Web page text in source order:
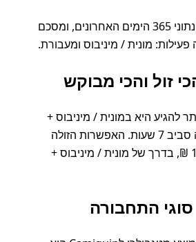
המידע מבוסס על נתוני 365 הימים האחרונים, ומסכם
מונית / מיניבוס ומעבורת.
זול והכי מבוקש
להגיע היא במונית / מיניבוס +
מעבורת, שנמשכה סביב 7 שעות. האפשרות הזולה
ביותר עלתה כ־183 ₪, בדרך של מונית / מיניבוס +
התחבורה